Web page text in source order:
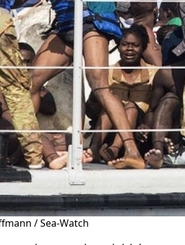
/ Sea-Watch